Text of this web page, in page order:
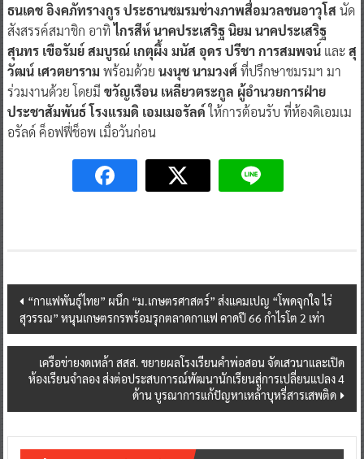
ธนเดช อิงคภัทรางกูร ประธานชมรมช่างภาพสื่อมวลชนอาวุโส นัด
สังสรรค์สมาชิก อาทิไกรสีห์ นาคประเสริฐ นิยม นาคประเสริฐ
สุนทร เขือรัมย์ สมบูรณ์ เกตุผึ้ง มนัส อุดร ปรีชา การสมพจน์ และสุ
วัฒน์ เศวตยาราม พร้อมด้วย นงนุช นามวงศ์ที่ปรึกษาชมรมฯ มา
ร่วมงานด้วย โดยมี ขวัญเรือน เหลียวตระกูล ผู้อำนวยการฝ่าย
ประชาสัมพันธ์ โรงแรมดิ เอมเมอรัลด์ให้การต้อนรับ ที่ห้องดิเอมเม
อรัลด์ ค็อฟฟี่ช็อพ เมื่อวันก่อน
Post
navigation
“กาแฟพันธุ์ไทย” ผนึก “ม.เกษตรศาสตร์” ส่งแคมเปญ “โพดจุกใจ ไร่
สุวรรณ” หนุนเกษตรกรพร้อมรุกตลาดกาแฟ คาดปี 66 กำไรโต 2 เท่า
เครือข่ายงดเหล้า สสส. ขยายผลโรงเรียนคำพ่อสอน จัดเสวนาและเปิด
ห้องเรียนจำลอง ส่งต่อประสบการณ์พัฒนานักเรียนสู่การเปลี่ยนแปลง 4
ด้าน บูรณาการแก้ปัญหาเหล้าบุหรี่สารเสพติด